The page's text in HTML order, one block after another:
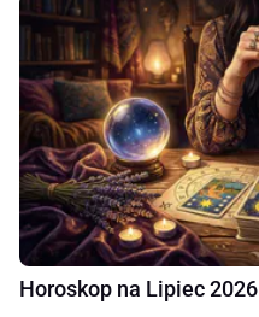
Horoskop na Lipiec 2026